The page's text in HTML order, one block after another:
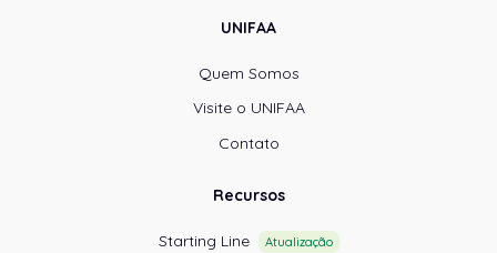
UNIFAA
Quem Somos
Visite o UNIFAA
Contato
Recursos
Starting Line Atualização